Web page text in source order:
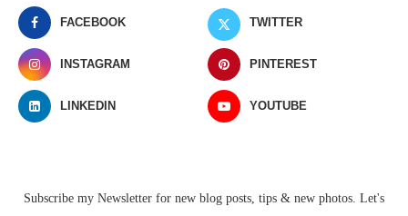
FACEBOOK TWITTER
INSTAGRAM PINTEREST
LINKEDIN YOUTUBE
Subscribe my Newsletter for new blog posts, tips & new photos. Let's